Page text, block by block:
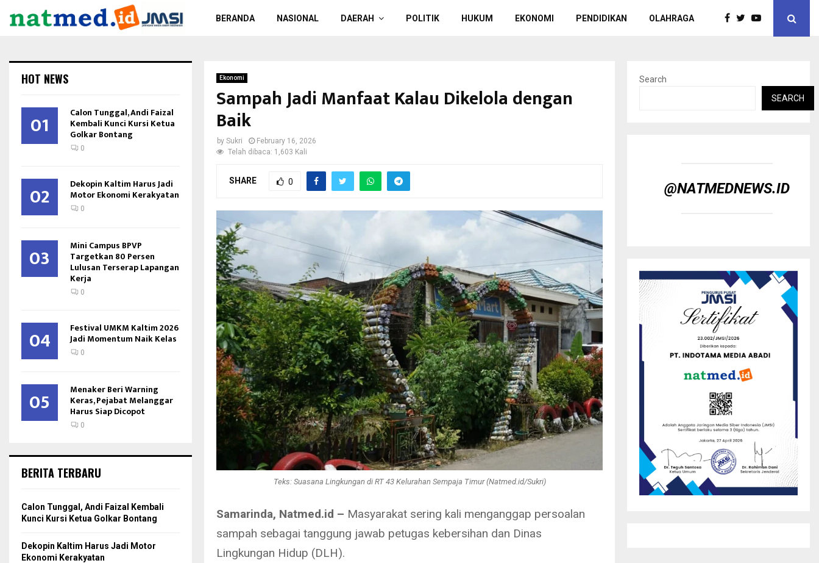
BERANDA NASIONAL DAERAH POLITIK HUKUM EKONOMI PENDIDIKAN OLAHRAGA
Ekonomi
Sampah Jadi Manfaat Kalau Dikelola dengan
Baik
by Sukri
February 16, 2026
Telah dibaca: 1,603 Kali
SHARE 0
Teks: Suasana Lingkungan di RT 43 Kelurahan Sempaja Timur (Natmed.id/Sukri)
Samarinda, Natmed.id – Masyarakat sering kali menganggap persoalan
sampah sebagai tanggung jawab petugas kebersihan dan Dinas
Lingkungan Hidup (DLH).
HOT NEWS
01 Calon Tunggal, Andi Faizal
Kembali Kunci Kursi Ketua
Golkar Bontang
0
02 Dekopin Kaltim Harus Jadi
Motor Ekonomi Kerakyatan
0
03 Mini Campus BPVP
Targetkan 80 Persen
Lulusan Terserap Lapangan
Kerja
0
04 Festival UMKM Kaltim 2026
Jadi Momentum Naik Kelas
0
05 Menaker Beri Warning
Keras, Pejabat Melanggar
Harus Siap Dicopot
0
BERITA TERBARU
Calon Tunggal, Andi Faizal Kembali
Kunci Kursi Ketua Golkar Bontang
Dekopin Kaltim Harus Jadi Motor
Ekonomi Kerakyatan
Search
SEARCH
@NATMEDNEWS.ID